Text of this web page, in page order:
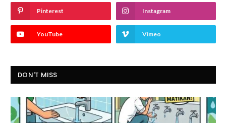
Pinterest Instagram
YouTube Vimeo
DON'T MISS